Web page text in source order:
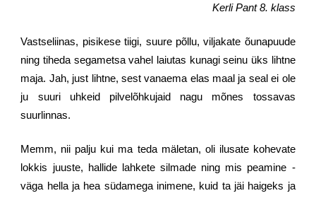
Kerli Pant 8. klass
Vastseliinas, pisikese tiigi, suure põllu, viljakate õunapuude
ning tiheda segametsa vahel laiutas kunagi seinu üks lihtne
maja. Jah, just lihtne, sest vanaema elas maal ja seal ei ole
ju suuri uhkeid pilvelõhkujaid nagu mõnes tossavas
suurlinnas.
Memm, nii palju kui ma teda mäletan, oli ilusate kohevate
lokkis juuste, hallide lahkete silmade ning mis peamine -
väga hella ja hea südamega inimene, kuid ta jäi haigeks ja